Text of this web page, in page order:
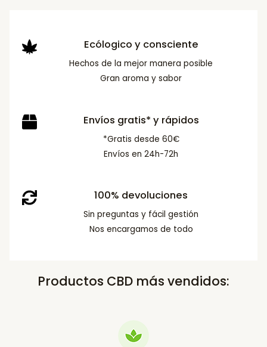
Ecólogico y consciente
Hechos de la mejor manera posible
Gran aroma y sabor
Envíos gratis* y rápidos
*Gratis desde 60€
Envíos en 24h-72h
100% devoluciones
Sin preguntas y fácil gestión
Nos encargamos de todo
Productos CBD más vendidos: